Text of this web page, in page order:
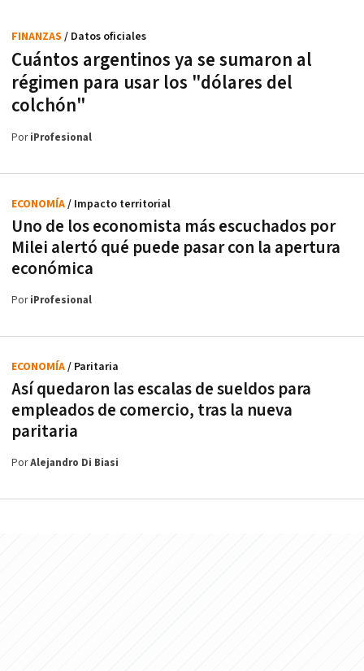
Cuántos argentinos ya se sumaron al
régimen para usar los "dólares del
colchón"
FINANZAS / Datos oficiales
PoriProfesional
Uno de los economista más escuchados por
Milei alertó qué puede pasar con la apertura
económica
ECONOMÍA/ Impacto territorial
PoriProfesional
Así quedaron las escalas de sueldos para
empleados de comercio, tras la nueva
paritaria
ECONOMÍA/ Paritaria
PorAlejandro Di Biasi